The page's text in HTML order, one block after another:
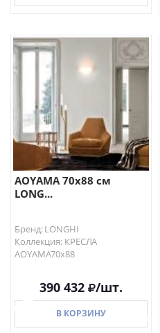
В КОРЗИНУ
AOYAMA 70х88 см
LONG...
Бренд: LONGHI
Коллекция: КРЕСЛА
AOYAMA70х88
390 432 /шт.
В КОРЗИНУ